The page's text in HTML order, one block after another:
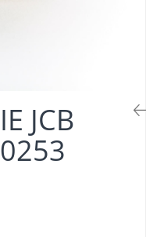
JCB